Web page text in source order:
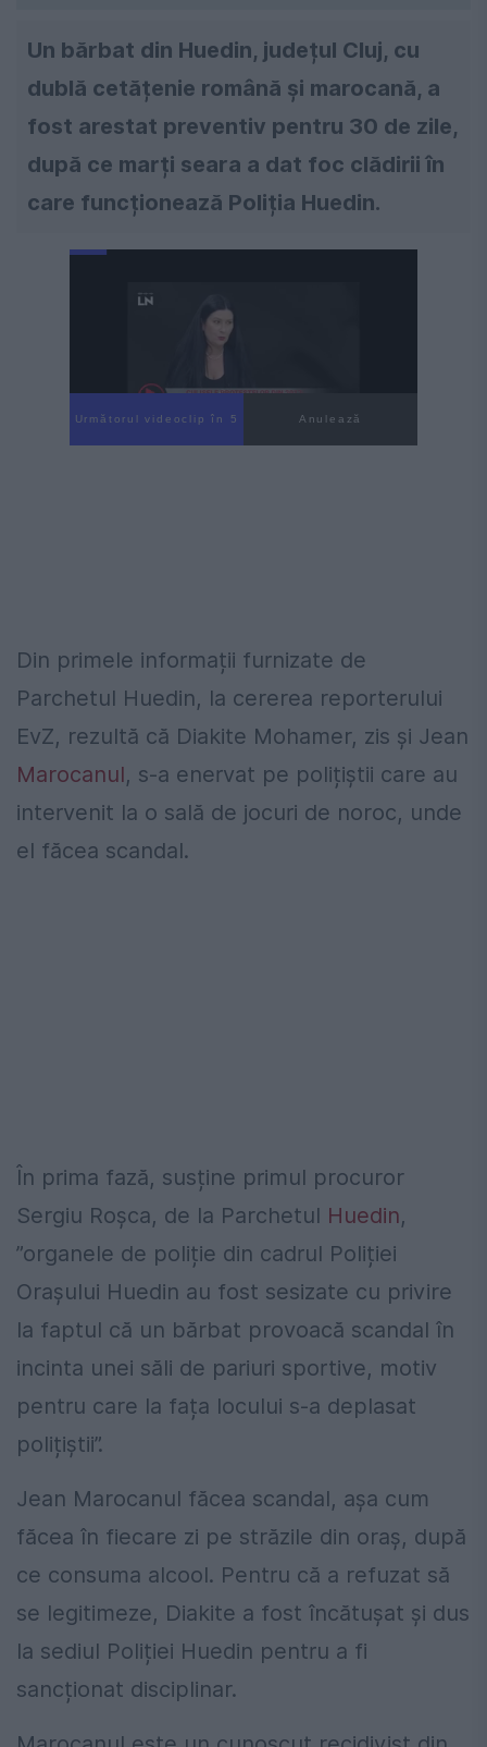
Un bărbat din Huedin, județul Cluj, cu
dublă cetățenie română și marocană, a
fost arestat preventiv pentru 30 de zile,
după ce marți seara a dat foc clădirii în
care funcționează Poliția Huedin.
Următorul videoclip în 4 Anulează
Din primele informații furnizate de
Parchetul Huedin, la cererea reporterului
EvZ, rezultă că Diakite Mohamer, zis și Jean
Marocanul, s-a enervat pe polițiștii care au
intervenit la o sală de jocuri de noroc, unde
el făcea scandal.
În prima fază, susține primul procuror
Sergiu Roșca, de la Parchetul Huedin,
”organele de poliție din cadrul Poliției
Orașului Huedin au fost sesizate cu privire
la faptul că un bărbat provoacă scandal în
incinta unei săli de pariuri sportive, motiv
pentru care la fața locului s-a deplasat
polițiștii”.
Jean Marocanul făcea scandal, așa cum
făcea în fiecare zi pe străzile din oraș, după
ce consuma alcool. Pentru că a refuzat să
se legitimeze, Diakite a fost încătușat și dus
la sediul Poliției Huedin pentru a fi
sancționat disciplinar.